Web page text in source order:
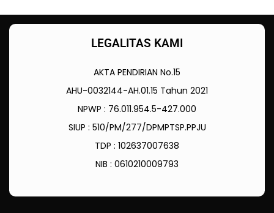
LEGALITAS KAMI
AKTA PENDIRIAN No.15
AHU-0032144-AH.01.15 Tahun 2021
NPWP : 76.011.954.5-427.000
SIUP : 510/PM/277/DPMPTSP.PPJU
TDP : 102637007638
NIB : 0610210009793